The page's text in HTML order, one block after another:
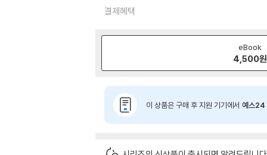
결제혜택
eBook
4,500원
이 상품은 구매 후 지원 기기에서 예스24